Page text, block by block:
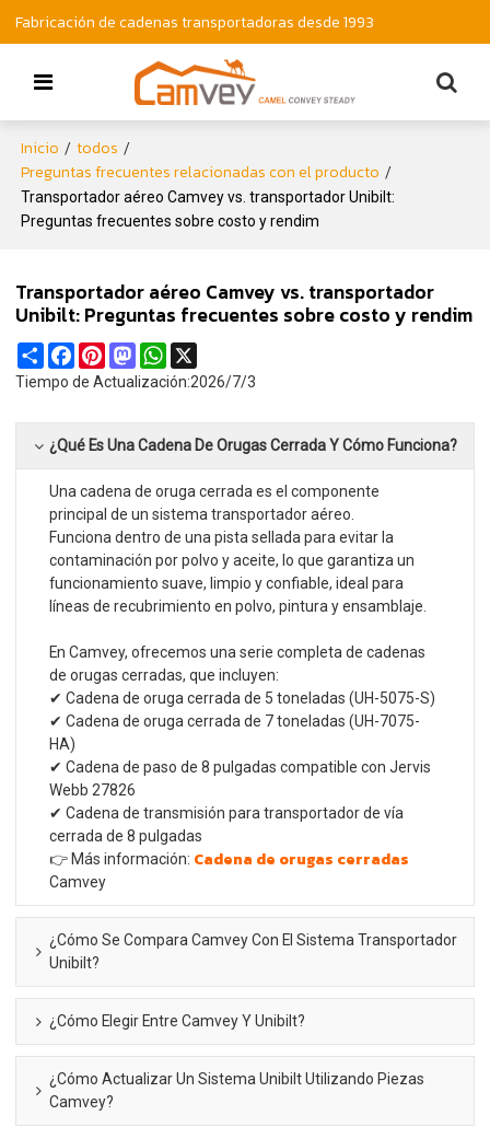
Fabricación de cadenas transportadoras desde 1993
Inicio / todos /
Preguntas frecuentes relacionadas con el producto /
Transportador aéreo Camvey vs. transportador Unibilt:
Preguntas frecuentes sobre costo y rendim
Transportador aéreo Camvey vs. transportador
Unibilt: Preguntas frecuentes sobre costo y rendim
ShareFacebook
PinterestMastodonWhatsApp
Tiempo de Actualización:2026/7/3
¿Qué Es Una Cadena De Orugas Cerrada Y Cómo Funciona?
Una cadena de oruga cerrada es el componente
principal de un sistema transportador aéreo.
Funciona dentro de una pista sellada para evitar la
contaminación por polvo y aceite, lo que garantiza un
funcionamiento suave, limpio y confiable, ideal para
líneas de recubrimiento en polvo, pintura y ensamblaje.
En Camvey, ofrecemos una serie completa de cadenas
de orugas cerradas, que incluyen:
✔ Cadena de oruga cerrada de 5 toneladas (UH-5075-S)
✔ Cadena de oruga cerrada de 7 toneladas (UH-7075-
HA)
✔ Cadena de paso de 8 pulgadas compatible con Jervis
Webb 27826
✔ Cadena de transmisión para transportador de vía
cerrada de 8 pulgadas
👉 Más información: Cadena de orugas cerradas
Camvey
¿Cómo Se Compara Camvey Con El Sistema Transportador
Unibilt?
¿Cómo Elegir Entre Camvey Y Unibilt?
¿Cómo Actualizar Un Sistema Unibilt Utilizando Piezas
Camvey?